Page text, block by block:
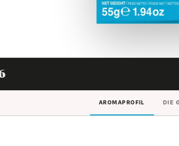
Lungo Vivace Kaffeekapseln★★★★★€3,99
Tostatura Lenta
AROMAPROFIL DIE